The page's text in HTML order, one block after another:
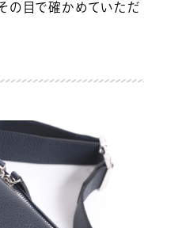
の目で確かめていただ